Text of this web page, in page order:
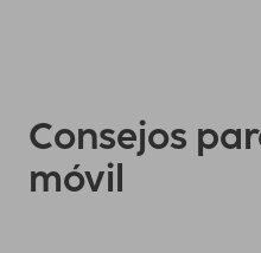
Consejos
móvil